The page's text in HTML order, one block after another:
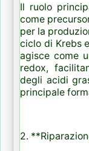
Il ruolo
come
per la
ciclo di Krebs
agisce come
redox,
degli acidi
principale
2.